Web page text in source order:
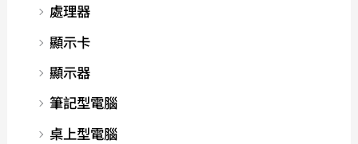
處理器
顯示卡
顯示器
筆記型電腦
桌上型電腦